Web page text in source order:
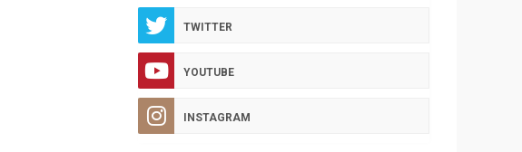
TWITTER
YOUTUBE
INSTAGRAM